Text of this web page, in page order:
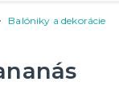
Balóniky a dekorácie